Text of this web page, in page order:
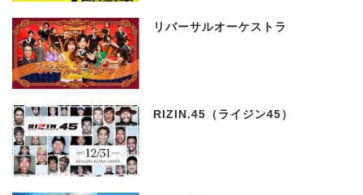
リバーサルオーケストラ
RIZIN.45（ライジン45）